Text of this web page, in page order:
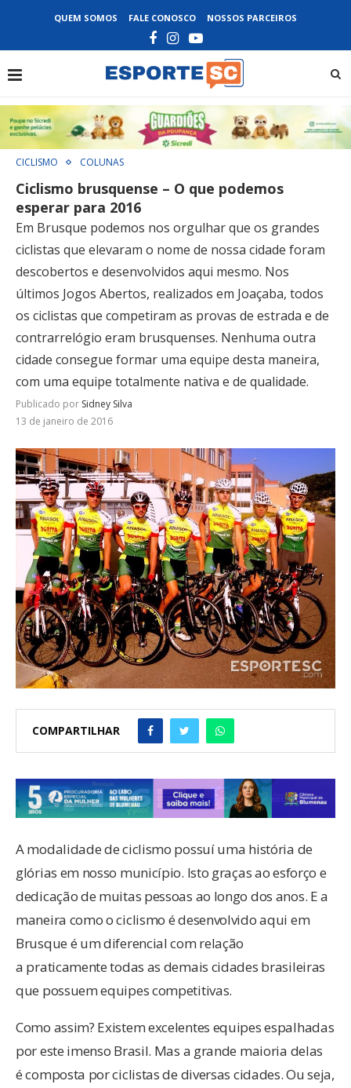
QUEM SOMOS FALE CONOSCO NOSSOS PARCEIROS
CICLISMO COLUNAS
Ciclismo brusquense – O que podemos
esperar para 2016
Em Brusque podemos nos orgulhar que os grandes
ciclistas que elevaram o nome de nossa cidade foram
descobertos e desenvolvidos aqui mesmo. Nos
últimos Jogos Abertos, realizados em Joaçaba, todos
os ciclistas que competiram as provas de estrada e de
contrarrelógio eram brusquenses. Nenhuma outra
cidade consegue formar uma equipe desta maneira,
com uma equipe totalmente nativa e de qualidade.
Publicado por Sidney Silva
13 de janeiro de 2016
COMPARTILHAR
A modalidade de ciclismo possuí uma história de
glórias em nosso município. Isto graças ao esforço e
dedicação de muitas pessoas ao longo dos anos. E a
maneira como o ciclismo é desenvolvido aqui em
Brusque é um diferencial com relação
a praticamente todas as demais cidades brasileiras
que possuem equipes competitivas.
Como assim? Existem excelentes equipes espalhadas
por este imenso Brasil. Mas a grande maioria delas
é composta por ciclistas de diversas cidades. Ou seja,